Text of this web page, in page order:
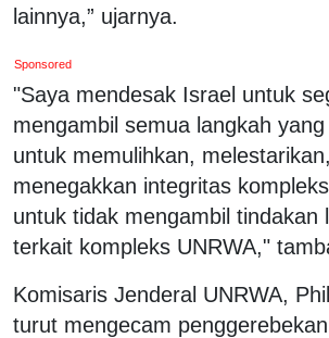
lainnya,” ujarnya.
Sponsored
"Saya mendesak Israel untuk
mengambil semua langkah
untuk memulihkan,
menegakkan integritas
untuk tidak mengambil tindakan
terkait kompleks UNRWA,"
Komisaris Jenderal UNRWA,
turut mengecam